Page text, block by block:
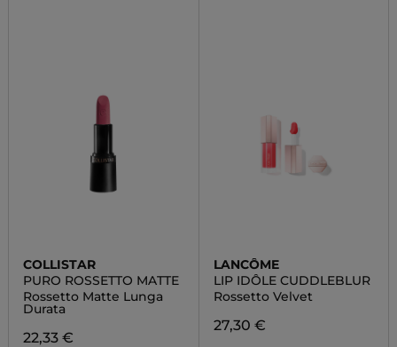
COLLISTAR
PURO ROSSETTO MATTE
Rossetto Matte Lunga
Durata
22,33 €
LANCÔME
LIP IDÔLE CUDDLEBLUR
Rossetto Velvet
27,30 €